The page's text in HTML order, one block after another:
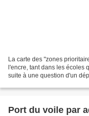
La carte des "zones
l'encre, tant dans les écoles
suite à une question d'un
Port du voile par